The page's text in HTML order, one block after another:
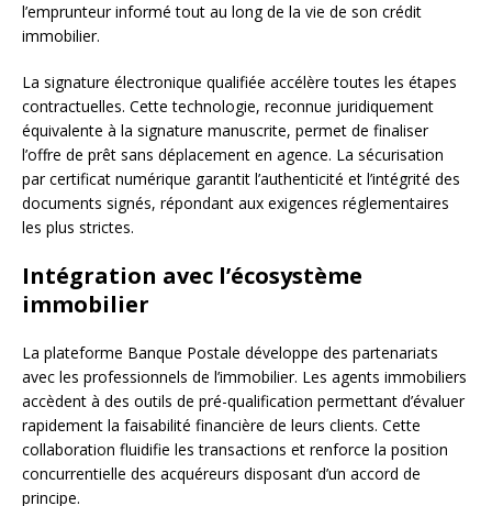
l’emprunteur informé tout au long de la vie de son crédit
immobilier.
La signature électronique qualifiée accélère toutes les étapes
contractuelles. Cette technologie, reconnue juridiquement
équivalente à la signature manuscrite, permet de finaliser
l’offre de prêt sans déplacement en agence. La sécurisation
par certificat numérique garantit l’authenticité et l’intégrité des
documents signés, répondant aux exigences réglementaires
les plus strictes.
Intégration avec l’écosystème
immobilier
La plateforme Banque Postale développe des partenariats
avec les professionnels de l’immobilier. Les agents immobiliers
accèdent à des outils de pré-qualification permettant d’évaluer
rapidement la faisabilité financière de leurs clients. Cette
collaboration fluidifie les transactions et renforce la position
concurrentielle des acquéreurs disposant d’un accord de
principe.